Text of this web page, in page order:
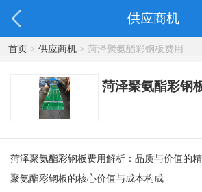
供应商机
首页> 供应商机> 菏泽聚氨酯彩钢板费用
菏泽聚氨酯彩钢
菏泽聚氨酯彩钢板费用解析：品质与价值的
聚氨酯彩钢板的核心价值与成本构成